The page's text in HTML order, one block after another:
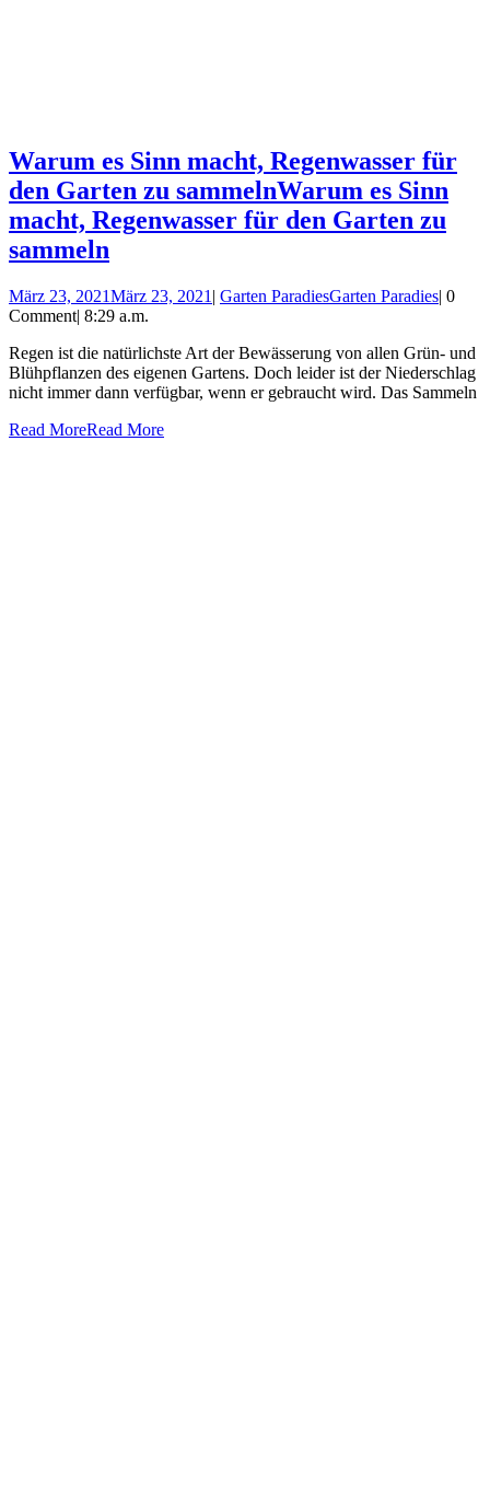
Warum es Sinn macht, Regenwasser für
den Garten zu sammelnWarum es Sinn
macht, Regenwasser für den Garten zu
sammeln
März 23, 2021März 23, 2021 | Garten ParadiesGarten Paradies| 0
Comment| 8:29 a.m.
Regen ist die natürlichste Art der Bewässerung von allen Grün- und
Blühpflanzen des eigenen Gartens. Doch leider ist der Niederschlag
nicht immer dann verfügbar, wenn er gebraucht wird. Das Sammeln
Read MoreRead More